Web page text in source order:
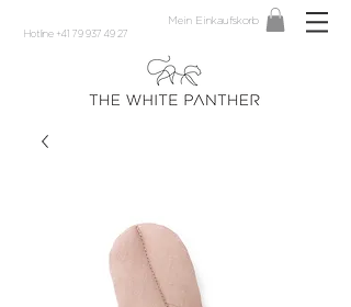
Hotline +41 79 937 49 27
Mein Einkaufskorb